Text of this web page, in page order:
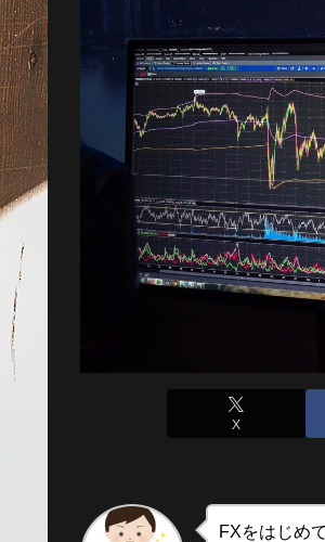
X
FXをはじめ